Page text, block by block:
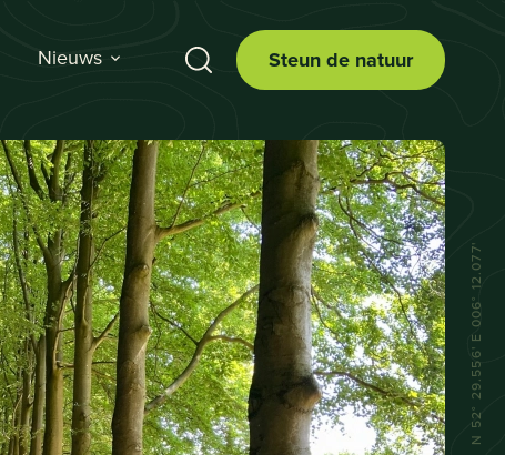
Nieuws Steun de natuur
N 52° 29.556' E 006° 12.077'